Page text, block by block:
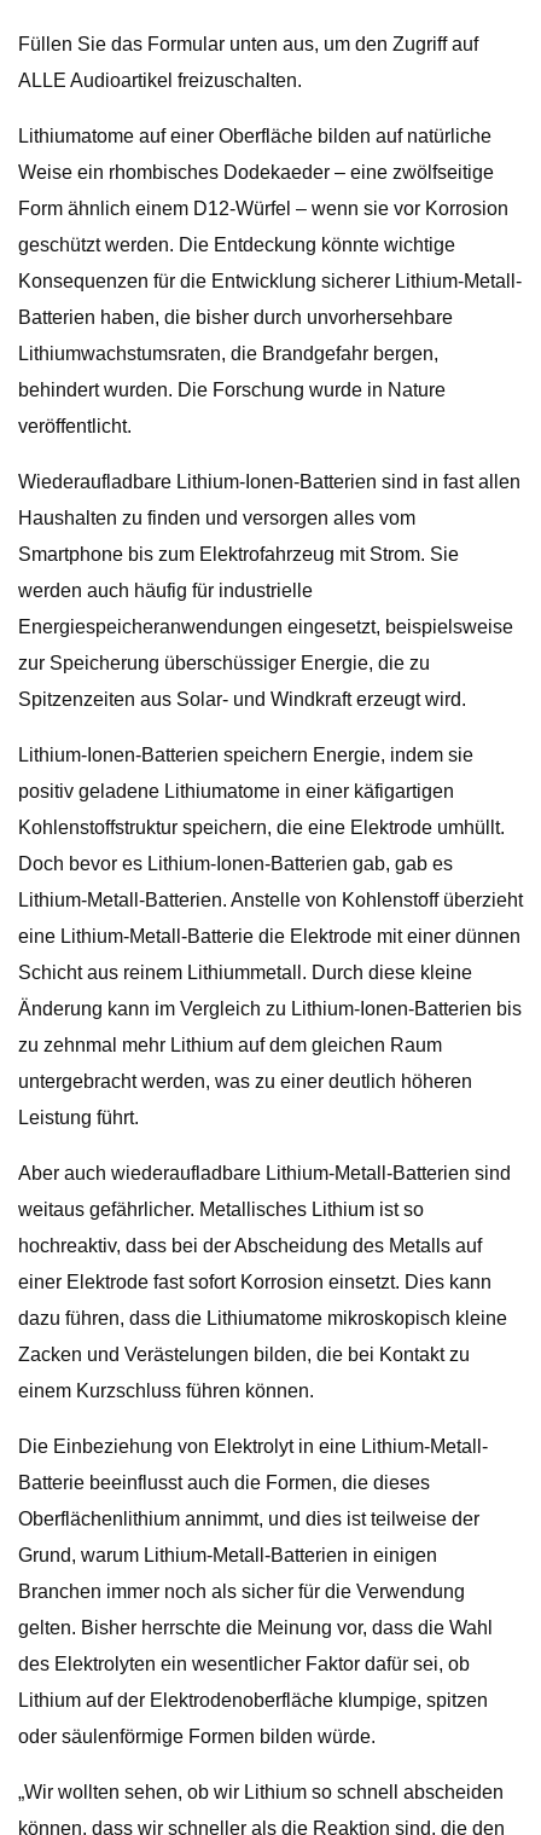
Füllen Sie das Formular unten aus, um den Zugriff auf
ALLE Audioartikel freizuschalten.
Lithiumatome auf einer Oberfläche bilden auf natürliche
Weise ein rhombisches Dodekaeder – eine zwölfseitige
Form ähnlich einem D12-Würfel – wenn sie vor Korrosion
geschützt werden. Die Entdeckung könnte wichtige
Konsequenzen für die Entwicklung sicherer Lithium-Metall-
Batterien haben, die bisher durch unvorhersehbare
Lithiumwachstumsraten, die Brandgefahr bergen,
behindert wurden. Die Forschung wurde in Nature
veröffentlicht.
Wiederaufladbare Lithium-Ionen-Batterien sind in fast allen
Haushalten zu finden und versorgen alles vom
Smartphone bis zum Elektrofahrzeug mit Strom. Sie
werden auch häufig für industrielle
Energiespeicheranwendungen eingesetzt, beispielsweise
zur Speicherung überschüssiger Energie, die zu
Spitzenzeiten aus Solar- und Windkraft erzeugt wird.
Lithium-Ionen-Batterien speichern Energie, indem sie
positiv geladene Lithiumatome in einer käfigartigen
Kohlenstoffstruktur speichern, die eine Elektrode umhüllt.
Doch bevor es Lithium-Ionen-Batterien gab, gab es
Lithium-Metall-Batterien. Anstelle von Kohlenstoff überzieht
eine Lithium-Metall-Batterie die Elektrode mit einer dünnen
Schicht aus reinem Lithiummetall. Durch diese kleine
Änderung kann im Vergleich zu Lithium-Ionen-Batterien bis
zu zehnmal mehr Lithium auf dem gleichen Raum
untergebracht werden, was zu einer deutlich höheren
Leistung führt.
Aber auch wiederaufladbare Lithium-Metall-Batterien sind
weitaus gefährlicher. Metallisches Lithium ist so
hochreaktiv, dass bei der Abscheidung des Metalls auf
einer Elektrode fast sofort Korrosion einsetzt. Dies kann
dazu führen, dass die Lithiumatome mikroskopisch kleine
Zacken und Verästelungen bilden, die bei Kontakt zu
einem Kurzschluss führen können.
Die Einbeziehung von Elektrolyt in eine Lithium-Metall-
Batterie beeinflusst auch die Formen, die dieses
Oberflächenlithium annimmt, und dies ist teilweise der
Grund, warum Lithium-Metall-Batterien in einigen
Branchen immer noch als sicher für die Verwendung
gelten. Bisher herrschte die Meinung vor, dass die Wahl
des Elektrolyten ein wesentlicher Faktor dafür sei, ob
Lithium auf der Elektrodenoberfläche klumpige, spitzen
oder säulenförmige Formen bilden würde.
„Wir wollten sehen, ob wir Lithium so schnell abscheiden
können, dass wir schneller als die Reaktion sind, die den